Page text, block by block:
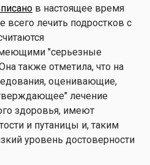
в настоящее время
лечить подростков с
"серьезные
также отметила, что на
оценивающие,
лечение
здоровья, имеют
и путаницы и, таким
уровень достоверности